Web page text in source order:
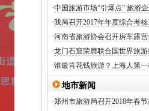
·中国旅游市场“引爆点” 旅游
·我局召开2017年年度综合考
·河南省旅游协会召开房车露
·龙门石窟荣膺联合国世界旅
·谁最肯花钱旅游？上海人第
地市新闻
·郑州市旅游局召开2018年春